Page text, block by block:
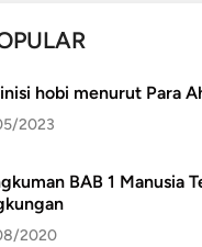
hobi menurut Para
2023
BAB 1 Manusia
2020